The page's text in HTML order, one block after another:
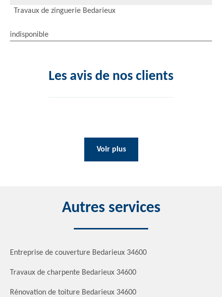
Travaux de zinguerie Bedarieux
indisponible
Les avis de nos clients
Voir plus
Autres services
Entreprise de couverture Bedarieux 34600
Travaux de charpente Bedarieux 34600
Rénovation de toiture Bedarieux 34600